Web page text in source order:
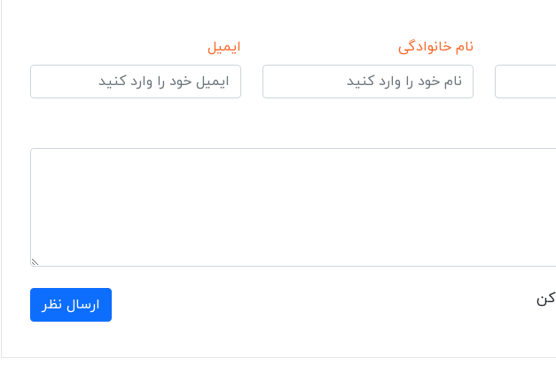
نام خانوادگی ایمیل
کن ارسال نظر